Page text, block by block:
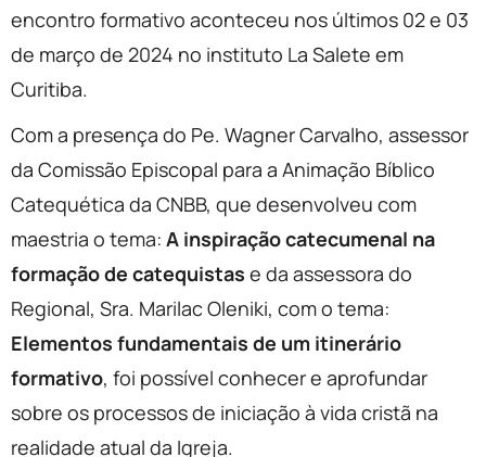
encontro formativo aconteceu nos últimos 02 e 03
de março de 2024 no instituto La Salete em
Curitiba.
Com a presença do Pe. Wagner Carvalho, assessor
da Comissão Episcopal para a Animação Bíblico
Catequética da CNBB, que desenvolveu com
maestria o tema: A inspiração catecumenal na
formação de catequistas e da assessora do
Regional, Sra. Marilac Oleniki, com o tema:
Elementos fundamentais de um itinerário
formativo, foi possível conhecer e aprofundar
sobre os processos de iniciação à vida cristã na
realidade atual da Igreja.